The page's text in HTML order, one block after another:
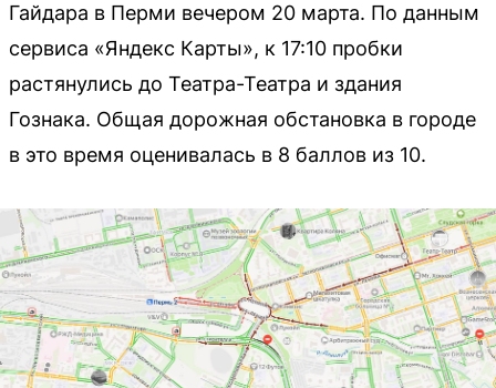
Гайдара в Перми вечером 20 марта. По данным
сервиса «Яндекс Карты», к 17:10 пробки
растянулись до Театра-Театра и здания
Гознака. Общая дорожная обстановка в городе
в это время оценивалась в 8 баллов из 10.